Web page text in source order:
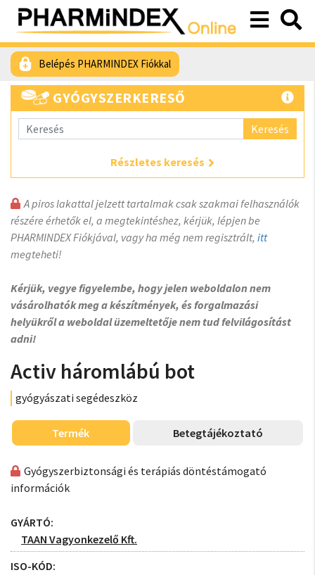
Belépés PHARMINDEX Fiókkal
GYÓGYSZERKERESŐ
Keresés
Részletes keresés
A piros lakattal jelzett tartalmak csak szakmai felhasználók
részére érhetők el, a megtekintéshez, kérjük, lépjen be
PHARMINDEX Fiókjával, vagy ha még nem regisztrált, itt
megteheti!
Kérjük, vegye figyelembe, hogy jelen weboldalon nem
vásárolhatók meg a készítmények, és forgalmazási
helyükről a weboldal üzemeltetője nem tud felvilágosítást
adni!
Activ háromlábú bot
gyógyászati segédeszköz
Termék Betegtájékoztató
Gyógyszerbiztonsági és terápiás döntéstámogató
információk
GYÁRTÓ:
TAAN Vagyonkezelő Kft.
ISO-KÓD: